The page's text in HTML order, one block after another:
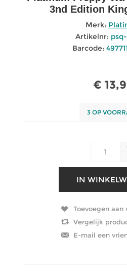
3nd Edition
Merk:
Artikelnr:
Barcode:
€
3 OP